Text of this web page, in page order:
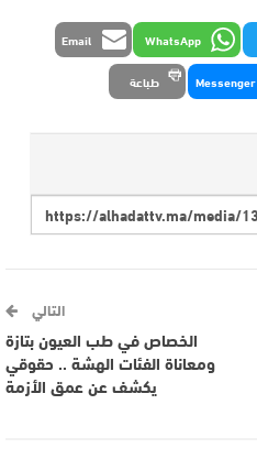
WhatsApp
Email
Messenger طباعة
التالي
الخصاص في طب العيون بتازة
ومعاناة الفئات الهشة .. حقوقي
يكشف عن عمق الأزمة